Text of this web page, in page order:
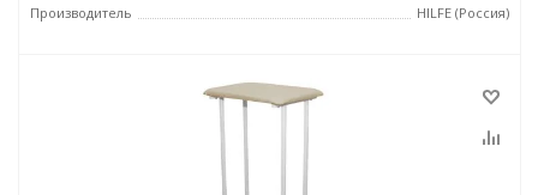
Производитель
HILFE (Россия)